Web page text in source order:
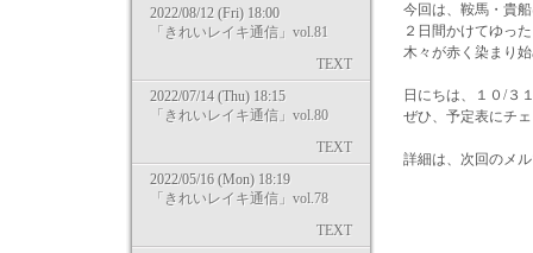
2022/08/12 (Fri) 18:00
「きれいレイキ通信」vol.81
TEXT
2022/07/14 (Thu) 18:15
「きれいレイキ通信」vol.80
TEXT
2022/05/16 (Mon) 18:19
「きれいレイキ通信」vol.78
TEXT
今回は、鞍馬・貴
２日間かけてゆっ
木々が赤く染まり
日にちは、１０/３
ぜひ、予定表にチ
詳細は、次回のメ